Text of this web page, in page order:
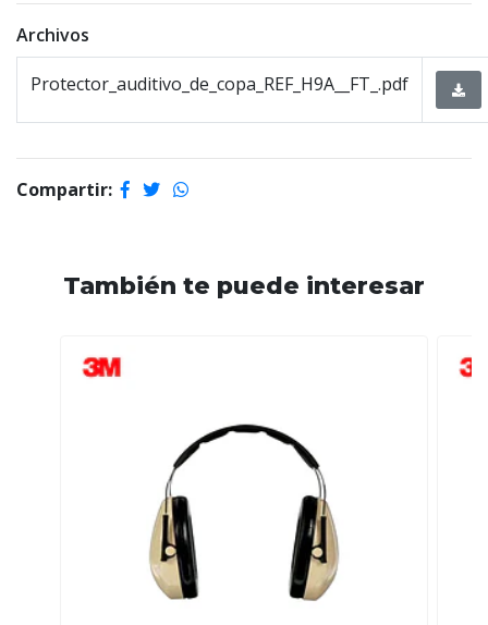
Archivos
Protector_auditivo_de_copa_REF_H9A__FT_.pdf
Compartir:
También te puede interesar